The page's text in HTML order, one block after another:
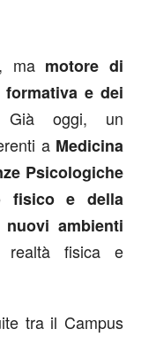
ma motore di
formativa e dei
oggi, un
a Medicina
Psicologiche
fisico e della
nuovi ambienti
realtà fisica e
tra il Campus